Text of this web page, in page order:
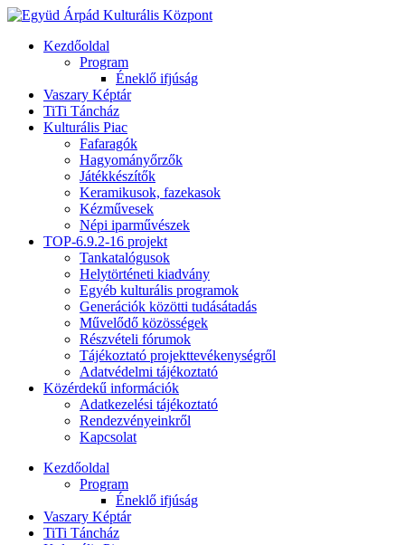
Kezdőoldal
Program
Éneklő ifjúság
Vaszary Képtár
TiTi Táncház
Kulturális Piac
Fafaragók
Hagyományőrzők
Játékkészítők
Keramikusok, fazekasok
Kézművesek
Népi iparművészek
TOP-6.9.2-16 projekt
Tankatalógusok
Helytörténeti kiadvány
Egyéb kulturális programok
Generációk közötti tudásátadás
Művelődő közösségek
Részvételi fórumok
Tájékoztató projekttevékenységről
Adatvédelmi tájékoztató
Közérdekű információk
Adatkezelési tájékoztató
Rendezvényeinkről
Kapcsolat
Kezdőoldal
Program
Éneklő ifjúság
Vaszary Képtár
TiTi Táncház